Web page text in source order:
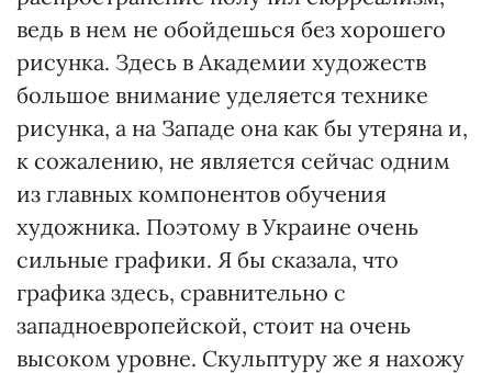
ведь в нем не обойдешься без хорошего
рисунка. Здесь в Академии художеств
большое внимание уделяется технике
рисунка, а на Западе она как бы утеряна и,
к сожалению, не является сейчас одним
из главных компонентов обучения
художника. Поэтому в Украине очень
сильные графики. Я бы сказала, что
графика здесь, сравнительно с
западноевропейской, стоит на очень
высоком уровне. Скульптуру же я нахожу